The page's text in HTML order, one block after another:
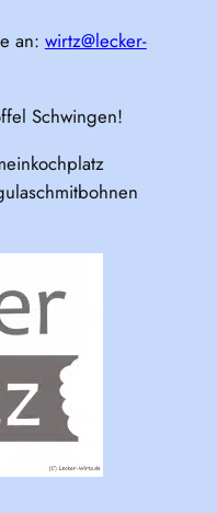
an: wirtz@lecker-
Schwingen!